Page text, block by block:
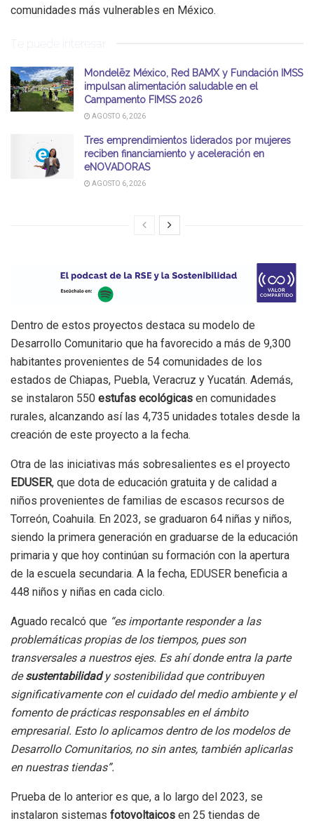
comunidades más vulnerables en México.
Te puede interesar
Mondelēz México, Red BAMX y Fundación IMSS
impulsan alimentación saludable en el
Campamento FIMSS 2026
AGOSTO 6, 2026
Tres emprendimientos liderados por mujeres
reciben financiamiento y aceleración en
eNOVADORAS
AGOSTO 6, 2026
Dentro de estos proyectos destaca su modelo de
Desarrollo Comunitario que ha favorecido a más de 9,300
habitantes provenientes de 54 comunidades de los
estados de Chiapas, Puebla, Veracruz y Yucatán. Además,
se instalaron 550 estufas ecológicas en comunidades
rurales, alcanzando así las 4,735 unidades totales desde la
creación de este proyecto a la fecha.
Otra de las iniciativas más sobresalientes es el proyecto
EDUSER, que dota de educación gratuita y de calidad a
niños provenientes de familias de escasos recursos de
Torreón, Coahuila. En 2023, se graduaron 64 niñas y niños,
siendo la primera generación en graduarse de la educación
primaria y que hoy continúan su formación con la apertura
de la escuela secundaria. A la fecha, EDUSER beneficia a
448 niños y niñas en cada ciclo.
Aguado recalcó que “es importante responder a las
problemáticas propias de los tiempos, pues son
transversales a nuestros ejes. Es ahí donde entra la parte
desustentabilidady sostenibilidad que contribuyen
significativamente con el cuidado del medio ambiente y el
fomento de prácticas responsables en el ámbito
empresarial. Esto lo aplicamos dentro de los modelos de
Desarrollo Comunitarios, no sin antes, también aplicarlas
en nuestras tiendas”.
Prueba de lo anterior es que, a lo largo del 2023, se
instalaron sistemas fotovoltaicos en 25 tiendas de